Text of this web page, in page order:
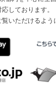
しております。
いただけるよう